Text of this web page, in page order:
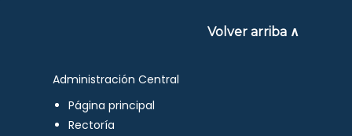
Volver arriba ∧
Administración Central
Página principal
Rectoría